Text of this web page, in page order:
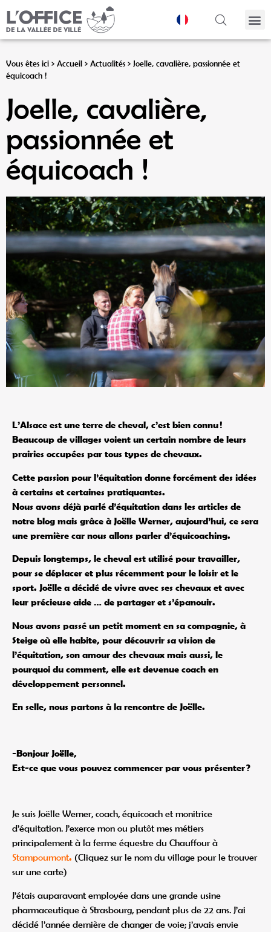
Vous êtes ici > Accueil > Actualités > Joelle, cavalière, passionnée et
équicoach !
Joelle, cavalière,
passionnée et
équicoach !
L’Alsace est une terre de cheval, c’est bien connu !
Beaucoup de villages voient un certain nombre de leurs
prairies occupées par tous types de chevaux.
Cette passion pour l’équitation donne forcément des idées
à certains et certaines pratiquantes.
Nous avons déjà parlé d’équitation dans les articles de
notre blog mais grâce à Joëlle Werner, aujourd’hui, ce sera
une première car nous allons parler d’équicoaching.
Depuis longtemps, le cheval est utilisé pour travailler,
pour se déplacer et plus récemment pour le loisir et le
sport. Joëlle a décidé de vivre avec ses chevaux et avec
leur précieuse aide … de partager et s’épanouir.
Nous avons passé un petit moment en sa compagnie, à
Steige où elle habite, pour découvrir sa vision de
l’équitation, son amour des chevaux mais aussi, le
pourquoi du comment, elle est devenue coach en
développement personnel.
En selle, nous partons à la rencontre de Joëlle.
-Bonjour Joëlle,
Est-ce que vous pouvez commencer par vous présenter ?
Je suis Joëlle Werner, coach, équicoach et monitrice
d’équitation. J’exerce mon ou plutôt mes métiers
principalement à la ferme équestre du Chauffour à
Stampoumont. (Cliquez sur le nom du village pour le trouver
sur une carte)
J’étais auparavant employée dans une grande usine
pharmaceutique à Strasbourg, pendant plus de 22 ans. J’ai
décidé l’année dernière de changer de voie; j’avais envie
Panneau de gestion des cookies